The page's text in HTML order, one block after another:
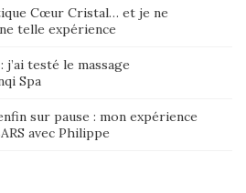
Cœur Cristal… et je ne
telle expérience
testé le massage
Spa
sur pause : mon expérience
avec Philippe